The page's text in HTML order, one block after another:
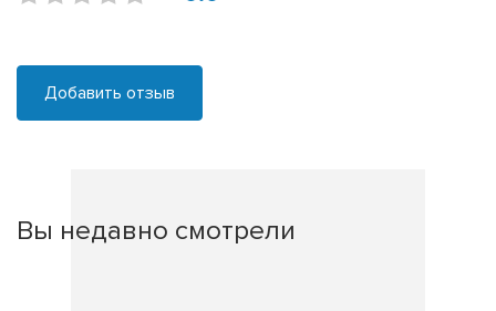
Добавить отзыв
Вы недавно смотрели